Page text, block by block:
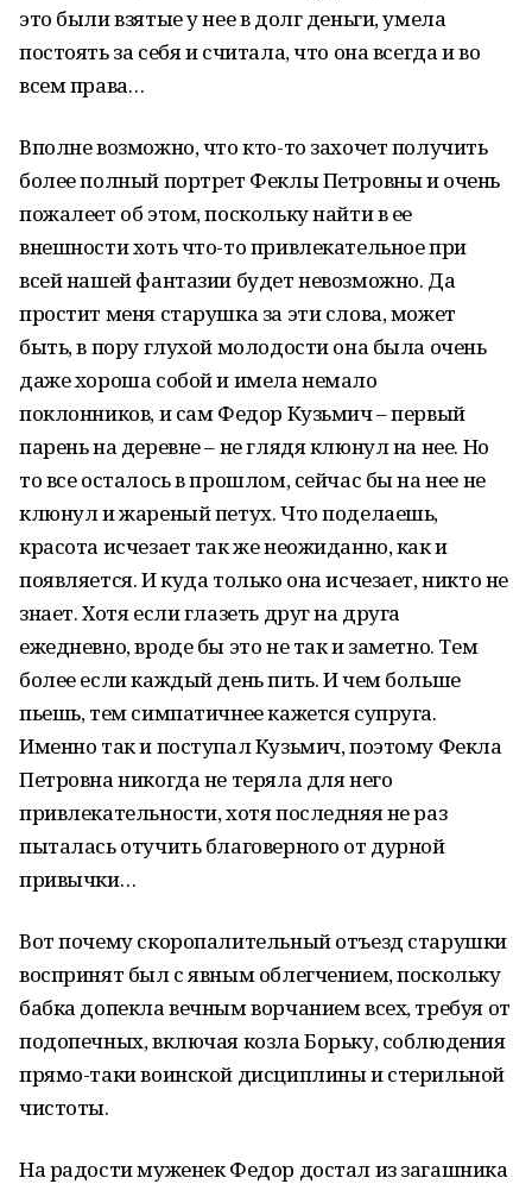
это были взятые у нее в долг деньги, умела
постоять за себя и считала, что она всегда и во
всем права…
Вполне возможно, что кто-то захочет получить
более полный портрет Феклы Петровны и очень
пожалеет об этом, поскольку найти в ее
внешности хоть что-то привлекательное при
всей нашей фантазии будет невозможно. Да
простит меня старушка за эти слова, может
быть, в пору глухой молодости она была очень
даже хороша собой и имела немало
поклонников, и сам Федор Кузьмич – первый
парень на деревне – не глядя клюнул на нее. Но
то все осталось в прошлом, сейчас бы на нее не
клюнул и жареный петух. Что поделаешь,
красота исчезает так же неожиданно, как и
появляется. И куда только она исчезает, никто не
знает. Хотя если глазеть друг на друга
ежедневно, вроде бы это не так и заметно. Тем
более если каждый день пить. И чем больше
пьешь, тем симпатичнее кажется супруга.
Именно так и поступал Кузьмич, поэтому Фекла
Петровна никогда не теряла для него
привлекательности, хотя последняя не раз
пыталась отучить благоверного от дурной
привычки…
Вот почему скоропалительный отъезд старушки
воспринят был с явным облегчением, поскольку
бабка допекла вечным ворчанием всех, требуя от
подопечных, включая козла Борьку, соблюдения
прямо-таки воинской дисциплины и стерильной
чистоты.
На радости муженек Федор достал из загашника